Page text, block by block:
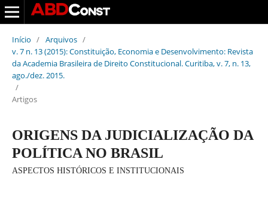
Início / Arquivos /
v. 7 n. 13 (2015): Constituição, Economia e Desenvolvimento: Revista
da Academia Brasileira de Direito Constitucional. Curitiba, v. 7, n. 13,
ago./dez. 2015.
/
Artigos
ORIGENS DA JUDICIALIZAÇÃO DA
POLÍTICA NO BRASIL
ASPECTOS HISTÓRICOS E INSTITUCIONAIS